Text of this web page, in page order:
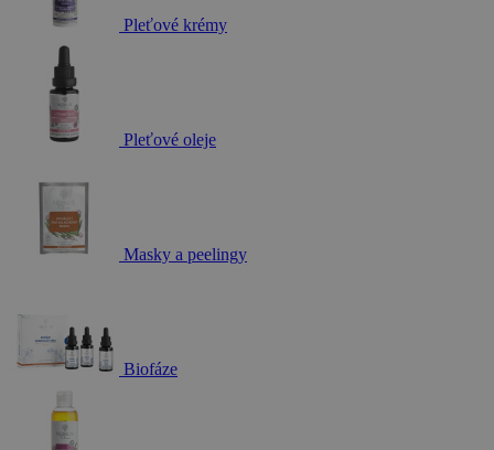
Pleťové krémy
Pleťové oleje
Masky a peelingy
Biofáze